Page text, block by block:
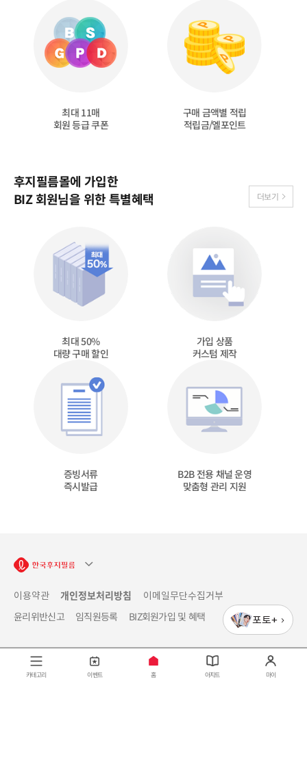
최대 11매
회원 등급 쿠폰
구매 금액별 적립
적립금/엘포인트
후지필름몰에 가입한
BIZ 회원님을 위한 특별혜택
더보기
최대 50%
대량 구매 할인
가입 상품
커스텀 제작
증빙서류
즉시발급
B2B 전용 채널 운영
맞춤형 관리 지원
이용약관 개인정보처리방침 이메일무단수집거부
윤리위반신고 임직원등록 BIZ회원가입 및 혜택 포토+
카테고리 이벤트 홈 아지트 마이